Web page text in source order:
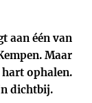
aan één van
Maar
ophalen.
dichtbij.